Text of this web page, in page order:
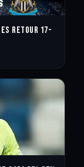
retour 17-